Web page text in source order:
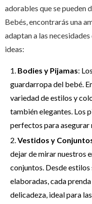
adorables que se pueden
Bebés, encontrarás una
adaptan a las
ideas:
Bodies y Pijamas:
guardarropa del bebé.
variedad de estilos y
también elegantes. Los
perfectos para asegurar
Vestidos y
dejar de mirar nuestros
conjuntos. Desde
elaboradas, cada
delicadeza, ideal para